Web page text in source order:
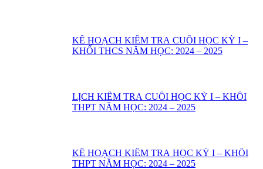
KẾ HOẠCH KIỂM TRA CUỐI HỌC KỲ I –
KHỐI THCS NĂM HỌC: 2024 – 2025
LỊCH KIỂM TRA CUỐI HỌC KỲ I – KHỐI
THPT NĂM HỌC: 2024 – 2025
KẾ HOẠCH KIỂM TRA HỌC KỲ I – KHỔI
THPT NĂM HỌC: 2024 – 2025